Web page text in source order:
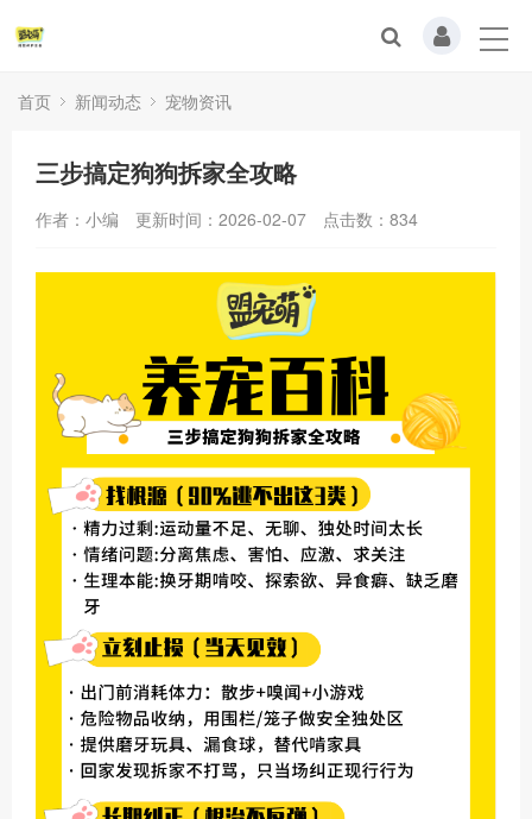
首页 新闻动态 宠物资讯
三步搞定狗狗拆家全攻略
作者：小编 更新时间：2026-02-07 点击数： 834